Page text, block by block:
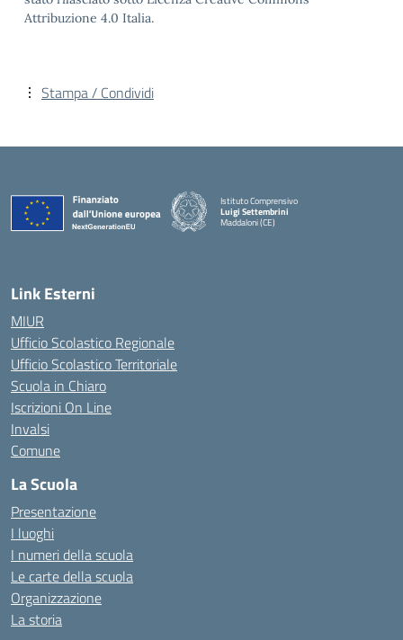
Attribuzione 4.0 Italia.
Stampa / Condividi
Istituto Comprensivo
Luigi Settembrini
Maddaloni (CE)
Link Esterni
MIUR
Ufficio Scolastico Regionale
Ufficio Scolastico Territoriale
Scuola in Chiaro
Iscrizioni On Line
Invalsi
Comune
La Scuola
Presentazione
I luoghi
I numeri della scuola
Le carte della scuola
Organizzazione
La storia